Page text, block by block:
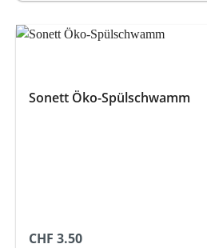
Sonett Öko-Spülschwamm
Regulärer Preis:
CHF 3.50